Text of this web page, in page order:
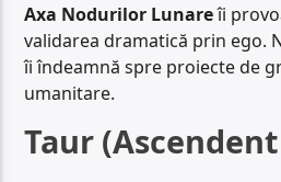
Axa Nodurilor Lunareîi
validarea dramatică prin ego.
îi îndeamnă spre proiecte de
umanitare.
Taur